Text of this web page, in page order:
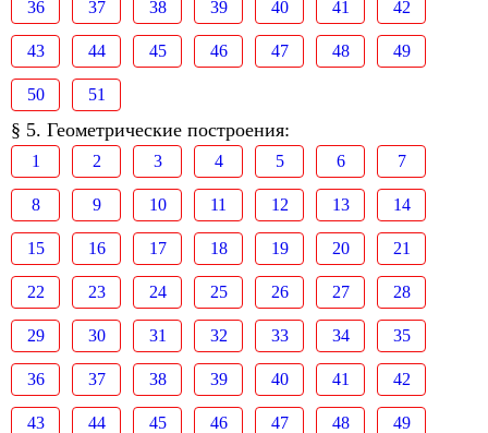
36 37 38 39 40 41 42
43 44 45 46 47 48 49
50 51
§ 5. Геометрические построения:
1 2 3 4 5 6 7
8 9 10 11 12 13 14
15 16 17 18 19 20 21
22 23 24 25 26 27 28
29 30 31 32 33 34 35
36 37 38 39 40 41 42
43 44 45 46 47 48 49